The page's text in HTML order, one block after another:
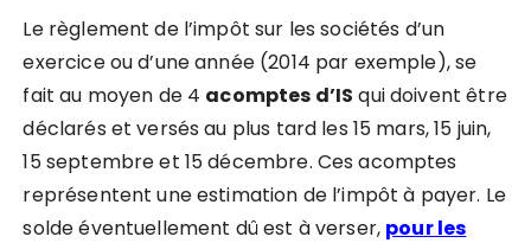
Le règlement de l’impôt sur les sociétés d’un
exercice ou d’une année (2014 par exemple), se
fait au moyen de 4 acomptes d’IS qui doivent être
déclarés et versés au plus tard les 15 mars, 15 juin,
15 septembre et 15 décembre. Ces acomptes
représentent une estimation de l’impôt à payer. Le
solde éventuellement dû est à verser, pour les